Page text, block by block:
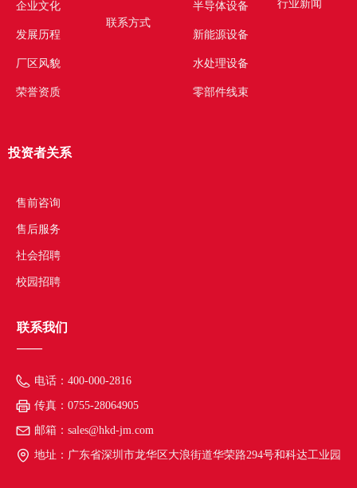
企业文化
发展历程
厂区风貌
荣誉资质
半导体设备
新能源设备
水处理设备
零部件线束
行业新闻
联系方式
电话： 400-000-2816
传真： 0755-28064905
邮箱： sales@hkd-jm.com
地址： 广东省深圳市龙华区大浪街道华荣路294号和科达工业园
联系我们
——
售前咨询
售后服务
社会招聘
校园招聘
投资者关系